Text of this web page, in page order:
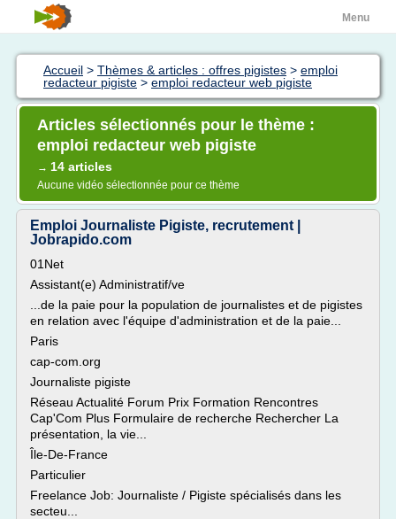
Menu
Accueil > Thèmes & articles : offres pigistes > emploi
redacteur pigiste > emploi redacteur web pigiste
Articles sélectionnés pour le thème :
emploi redacteur web pigiste
→ 14 articles
Aucune vidéo sélectionnée pour ce thème
Emploi Journaliste Pigiste, recrutement |
Jobrapido.com
01Net
Assistant(e) Administratif/ve
...de la paie pour la population de journalistes et de pigistes
en relation avec l'équipe d'administration et de la paie...
Paris
cap-com.org
Journaliste pigiste
Réseau Actualité Forum Prix Formation Rencontres
Cap'Com Plus Formulaire de recherche Rechercher La
présentation, la vie...
Île-De-France
Particulier
Freelance Job: Journaliste / Pigiste spécialisés dans les
secteu...